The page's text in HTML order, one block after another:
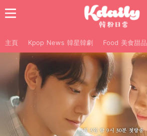
主頁 Kpop News 韓星韓劇 Food 美食甜品